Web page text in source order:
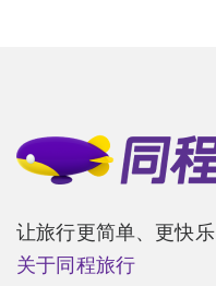
让旅行更简单、更快乐
关于同程旅行